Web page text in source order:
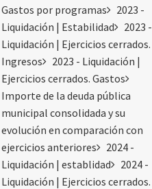
Gastos por programas
2023 -
Liquidación | Estabilidad
2023 -
Liquidación | Ejercicios cerrados.
Ingresos
2023 - Liquidación |
Ejercicios cerrados. Gastos
Importe de la deuda pública
municipal consolidada y su
evolución en comparación con
ejercicios anteriores
2024 -
Liquidación | establidad
2024 -
Liquidación | Ejercicios cerrados.